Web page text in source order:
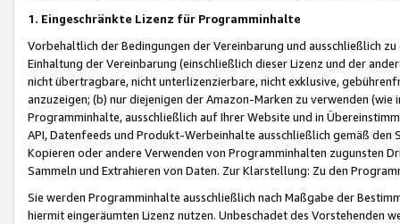
1. Eingeschränkte Lizenz für Programminhalte
Vorbehaltlich der Bedingungen der Vereinbarung und ausschließlich
Einhaltung der Vereinbarung (einschließlich dieser Lizenz und der
nicht übertragbare, nicht unterlizenzierbare, nicht exklusive,
anzuzeigen; (b) nur diejenigen der Amazon-Marken zu verwenden
Programminhalte, ausschließlich auf Ihrer Website und in
API, Datenfeeds und Produkt-Werbeinhalte ausschließlich gemäß
Kopieren oder andere Verwenden von Programminhalten zugunsten
Sammeln und Extrahieren von Daten. Zur Klarstellung: Zu den
Sie werden Programminhalte ausschließlich nach Maßgabe der
hiermit eingeräumten Lizenz nutzen. Unbeschadet des Vorstehenden